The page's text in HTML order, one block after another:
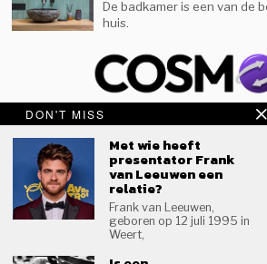
De badkamer is een van de
huis.
Welkom bij Cosmox! We zijn toegewijd
nieuwe inzichten op het gebied van
& Sport, en houden u op de hoogte en
steeds evoluerende wereld. Blijf
RECENTE BLOGS
Woning beter beschermen tegen
Hoe veilig is jouw woning als er plots brand
DON'T MISS
Met wie heeft
presentator Frank
van Leeuwen een
relatie?
Frank van Leeuwen,
geboren op 12 juli 1995 in
Weert,